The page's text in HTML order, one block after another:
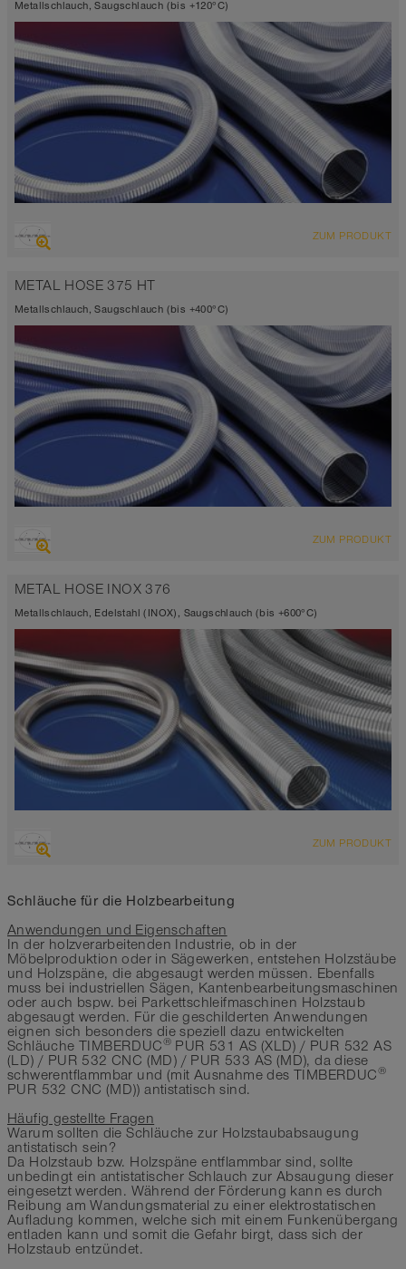
Metallschlauch, Saugschlauch (bis +120°C)
Bis 120°C
ZUM PRODUKT
METAL HOSE 375 HT
Metallschlauch, Saugschlauch (bis +400°C)
Bis 400°C
ZUM PRODUKT
METAL HOSE INOX 376
Metallschlauch, Edelstahl (INOX), Saugschlauch (bis +600°C)
Bis 600°C
ZUM PRODUKT
Schläuche für die Holzbearbeitung
Anwendungen und Eigenschaften
In der holzverarbeitenden Industrie, ob in der
Möbelproduktion oder in Sägewerken, entstehen Holzstäube
und Holzspäne, die abgesaugt werden müssen. Ebenfalls
muss bei industriellen Sägen, Kantenbearbeitungsmaschinen
oder auch bspw. bei Parkettschleifmaschinen Holzstaub
abgesaugt werden. Für die geschilderten Anwendungen
eignen sich besonders die speziell dazu entwickelten
Schläuche TIMBERDUC® PUR 531 AS (XLD) / PUR 532 AS
(LD) / PUR 532 CNC (MD) / PUR 533 AS (MD), da diese
schwerentflammbar und (mit Ausnahme des TIMBERDUC®
PUR 532 CNC (MD)) antistatisch sind.
Häufig gestellte Fragen
Warum sollten die Schläuche zur Holzstaubabsaugung
antistatisch sein?
Da Holzstaub bzw. Holzspäne entflammbar sind, sollte
unbedingt ein antistatischer Schlauch zur Absaugung dieser
eingesetzt werden. Während der Förderung kann es durch
Reibung am Wandungsmaterial zu einer elektrostatischen
Aufladung kommen, welche sich mit einem Funkenübergang
entladen kann und somit die Gefahr birgt, dass sich der
Holzstaub entzündet.